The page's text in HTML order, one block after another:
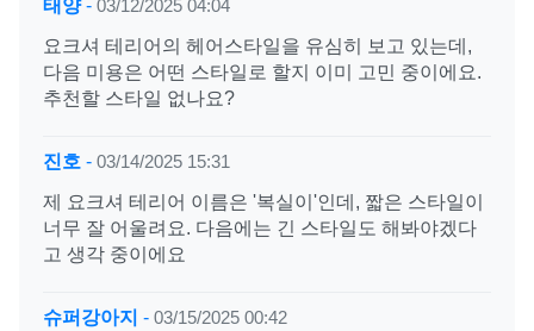
태양- 03/12/2025 04:04
요크셔 테리어의 헤어스타일을 유심히 보고 있는데,
다음 미용은 어떤 스타일로 할지 이미 고민 중이에요.
추천할 스타일 없나요?
진호 - 03/14/2025 15:31
제 요크셔 테리어 이름은 '복실이'인데, 짧은 스타일이
너무 잘 어울려요. 다음에는 긴 스타일도 해봐야겠다
고 생각 중이에요
슈퍼강아지 - 03/15/2025 00:42